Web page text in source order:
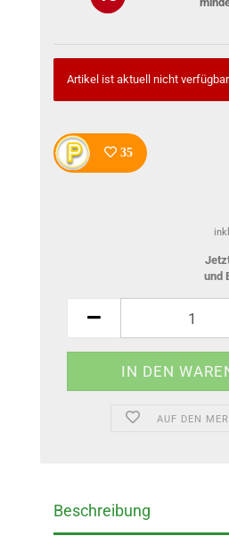
Artikel ist aktuell nicht
35
und
AUF DEN
Beschreibung